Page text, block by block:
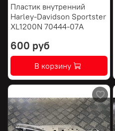
Пластик внутренний
Harley-Davidson Sportster
XL1200N 70444-07A
600 руб
В корзину